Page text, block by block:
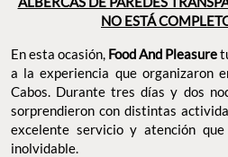
NO ESTÁ
En esta ocasión, Food And Pleasure
a la experiencia que organizaron
Cabos. Durante tres días y dos
sorprendieron con distintas
excelente servicio y atención
inolvidable.